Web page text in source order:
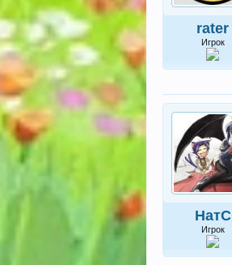
rater
Игрок
НатС
Игрок